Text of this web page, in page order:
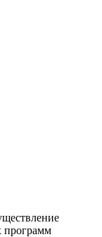
программ